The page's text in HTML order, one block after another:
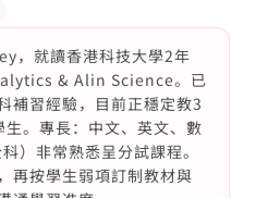
，就讀香港科技大學2年
& Alin Science。已
補習經驗，目前正穩定教3
。專長：中文、英文、數
）非常熟悉呈分試課程。
再按學生弱項訂制教材與